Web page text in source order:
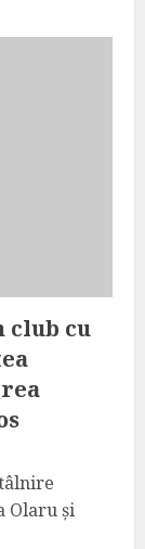
club cu
Olaru și